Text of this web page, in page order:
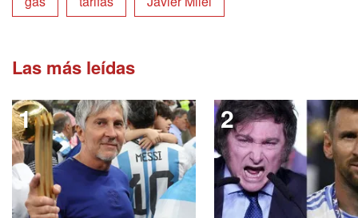
Las más leídas